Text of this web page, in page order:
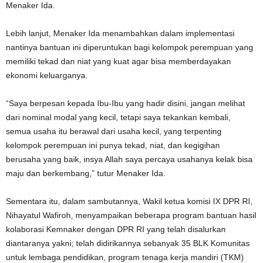
Menaker Ida.
Lebih lanjut, Menaker Ida menambahkan dalam implementasi
nantinya bantuan ini diperuntukan bagi kelompok perempuan yang
memiliki tekad dan niat yang kuat agar bisa memberdayakan
ekonomi keluarganya.
“Saya berpesan kepada Ibu-Ibu yang hadir disini, jangan melihat
dari nominal modal yang kecil, tetapi saya tekankan kembali,
semua usaha itu berawal dari usaha kecil, yang terpenting
kelompok perempuan ini punya tekad, niat, dan kegigihan
berusaha yang baik, insya Allah saya percaya usahanya kelak bisa
maju dan berkembang,” tutur Menaker Ida.
Sementara itu, dalam sambutannya, Wakil ketua komisi IX DPR RI,
Nihayatul Wafiroh, menyampaikan beberapa program bantuan hasil
kolaborasi Kemnaker dengan DPR RI yang telah disalurkan
diantaranya yakni; telah didirikannya sebanyak 35 BLK Komunitas
untuk lembaga pendidikan, program tenaga kerja mandiri (TKM)